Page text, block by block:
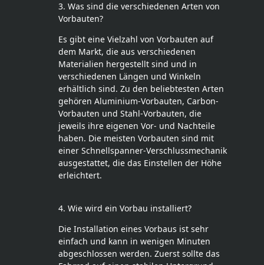
3. Was sind die verschiedenen Arten von
Vorbauten?
Es gibt eine Vielzahl von Vorbauten auf
dem Markt, die aus verschiedenen
Materialien hergestellt sind und in
verschiedenen Längen und Winkeln
erhältlich sind. Zu den beliebtesten Arten
gehören Aluminium-Vorbauten, Carbon-
Vorbauten und Stahl-Vorbauten, die
jeweils ihre eigenen Vor- und Nachteile
haben. Die meisten Vorbauten sind mit
einer Schnellspanner-Verschlussmechanik
ausgestattet, die das Einstellen der Höhe
erleichtert.
4. Wie wird ein Vorbau installiert?
Die Installation eines Vorbaus ist sehr
einfach und kann in wenigen Minuten
abgeschlossen werden. Zuerst sollte das